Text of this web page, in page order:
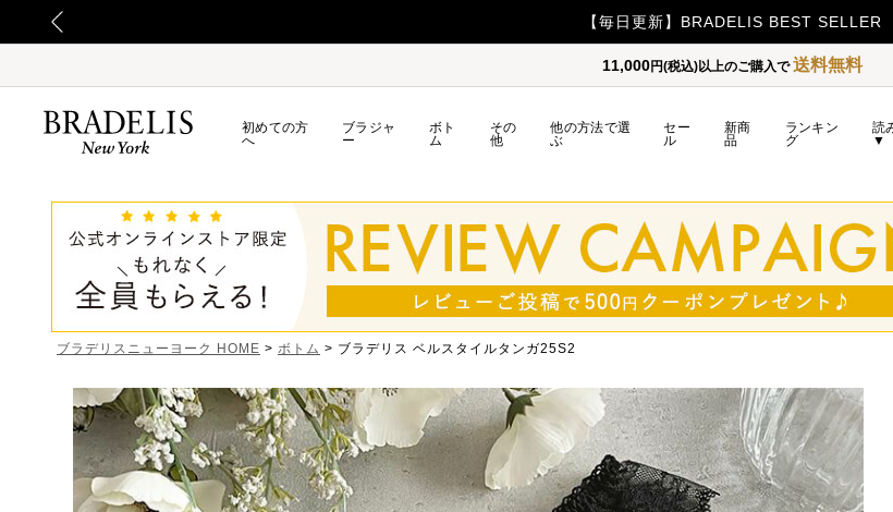
【毎日更新】BRADELIS BEST SELLER
11,000円(税込)以上のご購入で送料無料
初めての方
へ
ブラジャ
ー
ボト
ム
その
他
他の方法で選
ぶ
セー
ル
新商
品
ランキン
グ
読
▼
ブラデリスニューヨーク HOME ボトム ブラデリス ベルスタイルタンガ25S2